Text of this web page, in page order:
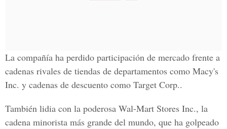
La compañía ha perdido participación de mercado frente a
cadenas rivales de tiendas de departamentos como Macy's
Inc. y cadenas de descuento como Target Corp..
También lidia con la poderosa Wal-Mart Stores Inc., la
cadena minorista más grande del mundo, que ha golpeado